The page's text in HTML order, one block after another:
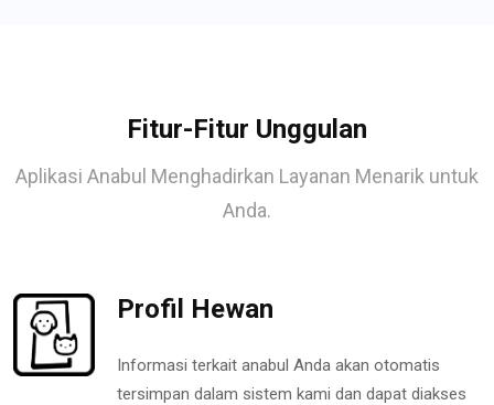
Fitur-Fitur Unggulan
Aplikasi Anabul Menghadirkan Layanan Menarik untuk
Anda.
Profil Hewan
Informasi terkait anabul Anda akan otomatis
tersimpan dalam sistem kami dan dapat diakses